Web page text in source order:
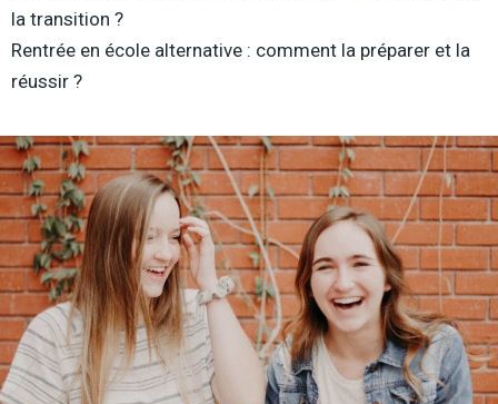
la transition ?
Rentrée en école alternative : comment la préparer et la
réussir ?